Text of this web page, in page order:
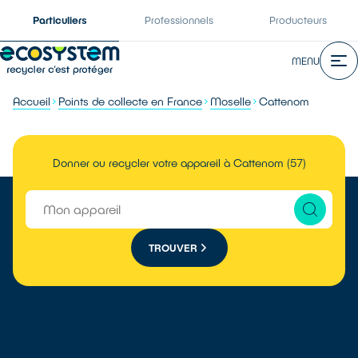
Particuliers Professionnels Producteurs
MENU
Accueil Points de collecte en France Moselle Cattenom
Donner ou recycler votre appareil à Cattenom (57)
TROUVER